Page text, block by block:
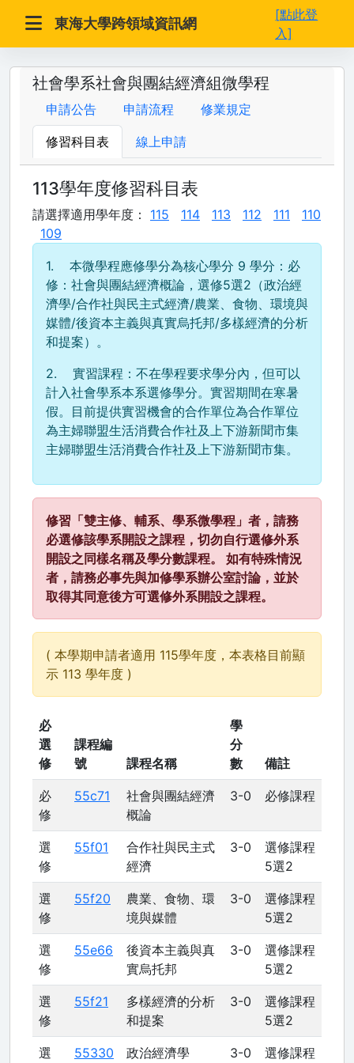
東海大學跨領域資訊網
[點此登
入]
社會學系社會與團結經濟組微學程
申請公告 申請流程 修業規定
修習科目表 線上申請
113學年度修習科目表
請選擇適用學年度： 115 114 113 112 111
110
109
1. 本微學程應修學分為核心學分 9 學分：必
修：社會與團結經濟概論，選修5選2（政治經
濟學/合作社與民主式經濟/農業、食物、環境與
媒體/後資本主義與真實烏托邦/多樣經濟的分析
和提案）。
2. 實習課程：不在學程要求學分內，但可以
計入社會學系本系選修學分。實習期間在寒暑
假。目前提供實習機會的合作單位為合作單位
為主婦聯盟生活消費合作社及上下游新聞市集
主婦聯盟生活消費合作社及上下游新聞市集。
修習「雙主修、輔系、學系微學程」者，請務
必選修該學系開設之課程，切勿自行選修外系
開設之同樣名稱及學分數課程。 如有特殊情況
者，請務必事先與加修學系辦公室討論，並於
取得其同意後方可選修外系開設之課程。
( 本學期申請者適用 115學年度，本表格目前顯
示 113 學年度 )
必
選
修
課程編
號
課程名稱
學
分
數
備註
必
修
55c71
社會與團結經濟
概論
3-0 必修課程
選
修
55f01
合作社與民主式
經濟
3-0
選修課程
5選2
選
修
55f20
農業、食物、環
境與媒體
3-0
選修課程
5選2
選
修
55e66
後資本主義與真
實烏托邦
3-0
選修課程
5選2
選
修
55f21
多樣經濟的分析
和提案
3-0
選修課程
5選2
選 55330 政治經濟學 3-0 選修課程